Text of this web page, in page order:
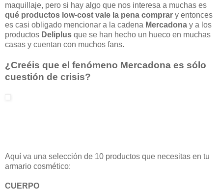
maquillaje, pero si hay algo que nos interesa a muchas es
qué productos low-cost vale la pena comprar y entonces
es casi obligado mencionar a la cadena Mercadona y a los
productos Deliplus que se han hecho un hueco en muchas
casas y cuentan con muchos fans.
¿Creéis que el fenómeno Mercadona es sólo
cuestión de crisis?
Aquí va una selección de 10 productos que necesitas en tu
armario cosmético:
CUERPO